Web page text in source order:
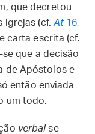
que decretou
igrejas (cf. At16,
carta escrita (cf.
se que a decisão
de Apóstolos e
então enviada
um todo.
verbalse